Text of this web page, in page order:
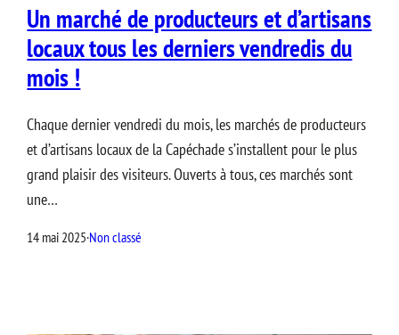
Un marché de producteurs et d’artisans
locaux tous les derniers vendredis du
mois !
Chaque dernier vendredi du mois, les marchés de producteurs
et d’artisans locaux de la Capéchade s’installent pour le plus
grand plaisir des visiteurs. Ouverts à tous, ces marchés sont
une…
14 mai 2025·Non classé